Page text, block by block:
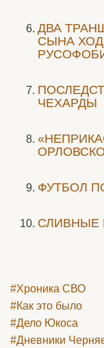
ДВА
СЫНА
ЧЕХАРДЫ
ФУТБОЛ
СЛИВНЫЕ
#Хроника СВО
#Как это было
#Дело Юкоса
#Дневники